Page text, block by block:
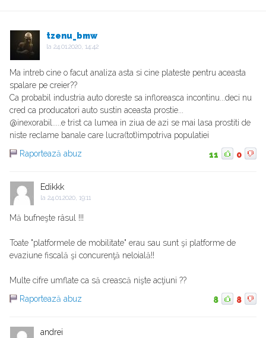
tzenu_bmw
la 24.01.2020, 14:42
Ma intreb cine o facut analiza asta si cine plateste pentru aceasta
spalare pe creier??
Ca probabil industria auto doreste sa infloreasca incontinu...deci nu
cred ca producatori auto sustin aceasta prostie...
@inexorabil.....e trist ca lumea in ziua de azi se mai lasa prostiti de
niste reclame banale care lucra(tot)impotriva populatiei
Raportează abuz
11 0
Edikkk
la 24.01.2020, 19:11
Mă bufneşte râsul !!!
Toate "platformele de mobilitate" erau sau sunt şi platforme de
evaziune fiscală şi concurenţă neloială!!
Multe cifre umflate ca să crească nişte acţiuni ??
Raportează abuz
8 8
andrei